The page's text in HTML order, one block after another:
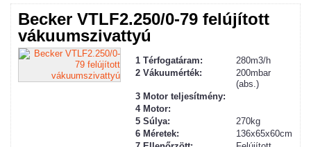
Becker VTLF2.250/0-79 felújított
vákuumszivattyú
1 Térfogatáram:
280m3/h
2 Vákuumérték:
200mbar
(abs.)
3 Motor teljesítmény:
4 Motor:
5 Súlya:
270kg
6 Méretek:
136x65x60cm